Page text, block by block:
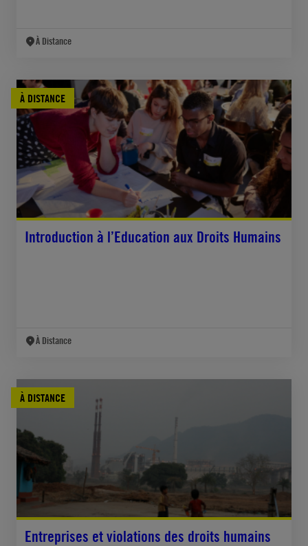
À Distance
À DISTANCE
Introduction à l’Education aux Droits Humains
À Distance
À DISTANCE
Entreprises et violations des droits humains